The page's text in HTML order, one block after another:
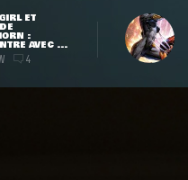
ET
:
AVEC ...
4